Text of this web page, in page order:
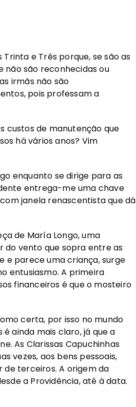
e Três porque, se são as
não são reconhecidas ou
irmãs não são
pois professam a
custos de manutenção que
há vários anos? Vim
enquanto se dirige para as
entrega-me uma chave
janela renascentista que dá
de María Longo, uma
do vento que sopra entre as
e parece uma criança, surge
entusiasmo. A primeira
financeiros é que o mosteiro
certa, por isso no mundo
ainda mais claro, já que a
As Clarissas Capuchinhas
vezes, aos bens pessoais,
de terceiros. A origem da
a Providência, até à data.